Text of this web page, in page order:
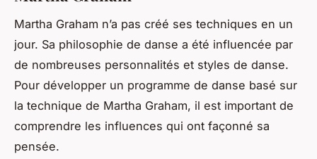
Martha Graham n’a pas créé ses techniques en un
jour. Sa philosophie de danse a été influencée par
de nombreuses personnalités et styles de danse.
Pour développer un programme de danse basé sur
la technique de Martha Graham, il est important de
comprendre les influences qui ont façonné sa
pensée.